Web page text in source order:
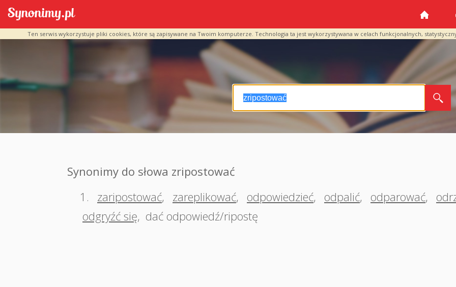
Ten serwis wykorzystuje pliki cookies, które są zapisywane na Twoim komputerze. Technologia ta jest wykorzystywana w celach funkcjonalnych,
Synonimy do słowa zripostować
1.
zaripostować, zareplikować, odpowiedzieć, odpalić, odparować,
odgryźć się, dać odpowiedź/ripostę